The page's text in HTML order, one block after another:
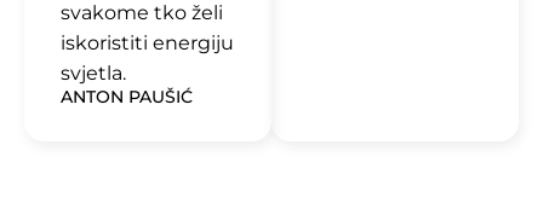
svakome tko želi
iskoristiti energiju
svjetla.
ANTON PAUŠIĆ